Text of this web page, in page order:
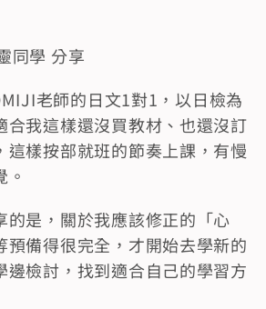
同學 分享
老師的日文1對1，以日檢為
合我這樣還沒買教材、也還沒訂
這樣按部就班的節奏上課，有慢
的是，關於我應該修正的「心
預備得很完全，才開始去學新的
邊檢討，找到適合自己的學習方